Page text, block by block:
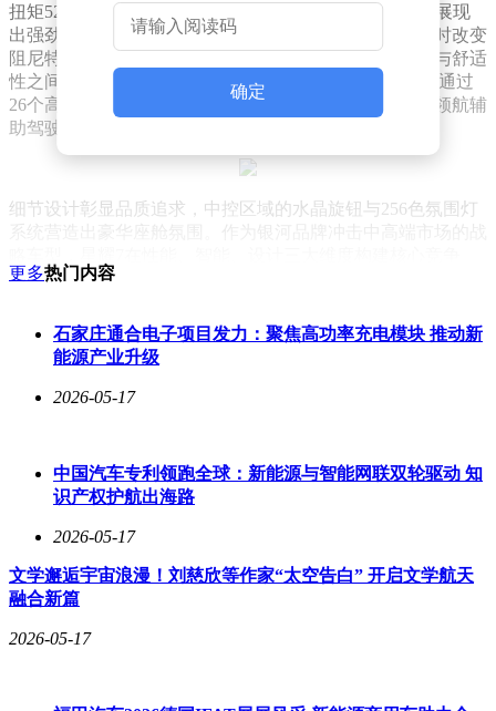
扭矩526牛·米的性能参数，配合5.4秒破百的加速能力，展现
出强劲动力表现。自适应调节的悬架系统可根据路况实时改变
阻尼特性，配合增强型五连杆独立悬架结构，在操控性与舒适
性之间取得平衡。智能驾驶方面配备千里浩瀚H3方案，通过
26个高精度传感器与高算力芯片的协同工作，实现高速领航辅
助驾驶和全场景自动泊车功能。
细节设计彰显品质追求，中控区域的水晶旋钮与256色氛围灯
力，其市场表现值得持续关注。
确定
更多热门内容
石家庄通合电子项目发力：聚焦高功率充电模块 推动新
能源产业升级
2026-05-17
中国汽车专利领跑全球：新能源与智能网联双轮驱动 知
识产权护航出海路
2026-05-17
文学邂逅宇宙浪漫！刘慈欣等作家“太空告白” 开启文学航天
融合新篇
2026-05-17